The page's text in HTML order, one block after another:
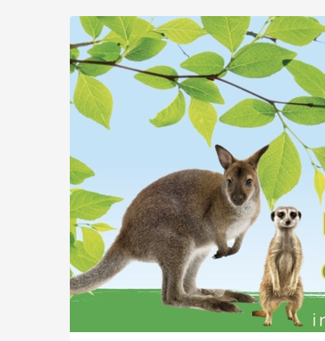
Wild-
&
Erlebnispark
Daun
GmbH